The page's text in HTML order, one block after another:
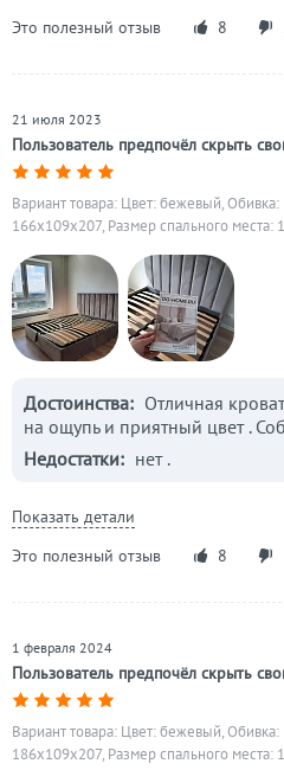
Это полезный отзыв
8
Пользователь предпочёл скрыть
21 июля 2023
Вариант товара: Цвет: бежевый,
166x109x207, Размер спального места:
Достоинства: Отличная
на ощупь и приятный цвет .
Недостатки: нет .
Показать детали
Это полезный отзыв
8
Пользователь предпочёл скрыть
1 февраля 2024
Вариант товара: Цвет: бежевый,
186x109x207, Размер спального места: